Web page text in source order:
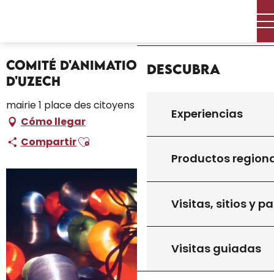
Descubra
Experiencias
Productos
Visitas, sitios y
Visitas guiadas
Comité d'Animation Culturelle
d'Uzech
mairie 1 place des citoyens du monde, 46310 Uzech
Cómo llegar
CompartirAjouter aux favoris